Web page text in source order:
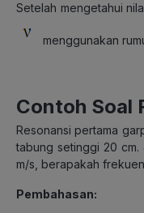
Setelah mengetahui
menggunakan
Contoh Soal
Resonansi pertama
tabung setinggi 20
m/s, berapakah
Pembahasan: